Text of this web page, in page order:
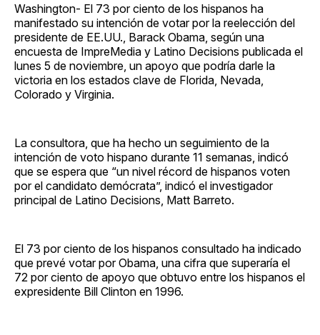
Washington- El 73 por ciento de los hispanos ha
manifestado su intención de votar por la reelección del
presidente de EE.UU., Barack Obama, según una
encuesta de ImpreMedia y Latino Decisions publicada el
lunes 5 de noviembre, un apoyo que podría darle la
victoria en los estados clave de Florida, Nevada,
Colorado y Virginia.
La consultora, que ha hecho un seguimiento de la
intención de voto hispano durante 11 semanas, indicó
que se espera que “un nivel récord de hispanos voten
por el candidato demócrata”, indicó el investigador
principal de Latino Decisions, Matt Barreto.
El 73 por ciento de los hispanos consultado ha indicado
que prevé votar por Obama, una cifra que superaría el
72 por ciento de apoyo que obtuvo entre los hispanos el
expresidente Bill Clinton en 1996.